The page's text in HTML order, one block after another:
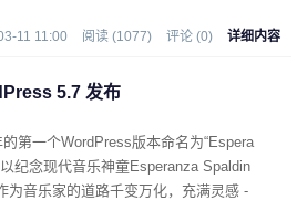
11 11:00 阅读 (1077) 评论 (0) 详细内容
5.7 发布
的第一个WordPress版本命名为“Espera
以纪念现代音乐神童Esperanza Spaldin
为音乐家的道路千变万化，充满灵感 -